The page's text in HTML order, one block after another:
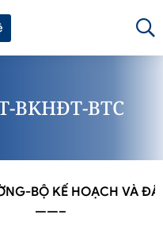
BKHĐT-BTC
BỘ KẾ HOẠCH VÀ
——–